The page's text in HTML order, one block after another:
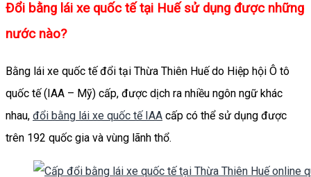
Đổi bằng lái xe quốc tế tại Huế sử dụng được những
nước nào?
Bằng lái xe quốc tế đổi tại Thừa Thiên Huế do Hiệp hội Ô tô
quốc tế (IAA – Mỹ) cấp, được dịch ra nhiều ngôn ngữ khác
nhau, đổi bằng lái xe quốc tế IAA cấp có thể sử dụng được
trên 192 quốc gia và vùng lãnh thổ.